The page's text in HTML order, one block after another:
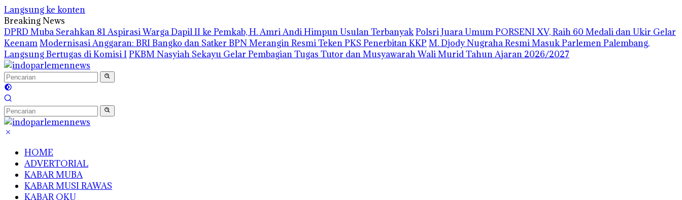
Langsung ke konten
Breaking News
DPRD Muba Serahkan 81 Aspirasi Warga Dapil II ke Pemkab, H. Amri Andi Himpun Usulan TerbanyakPolsri Juara Umum PORSENI XV, Raih 60 Medali dan Ukir Gelar
KeenamModernisasi Anggaran: BRI Bangko dan Satker BPN Merangin Resmi Teken PKS Penerbitan KKP M. Djody Nugraha Resmi Masuk Parlemen Palembang,
Langsung Bertugas di Komisi I PKBM Nasyiah Sekayu Gelar Pembagian Tugas Tutor dan Musyawarah Wali Murid Tahun Ajaran 2026/2027
HOME
ADVERTORIAL
KABAR MUBA
KABAR MUSI RAWAS
KABAR OKU